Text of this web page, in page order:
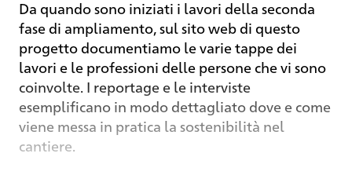
Da quando sono iniziati i lavori della seconda
fase di ampliamento, sul sito web di questo
progetto documentiamo le varie tappe dei
lavori e le professioni delle persone che vi sono
coinvolte. I reportage e le interviste
esemplificano in modo dettagliato dove e come
viene messa in pratica la sostenibilità nel
cantiere.